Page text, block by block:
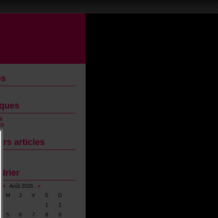
articles
<Août 2026 >
M J V S
D
1
2
5 6 7 8
9